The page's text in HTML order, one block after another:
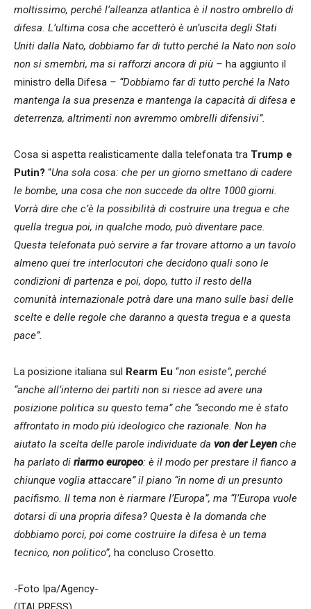
moltissimo, perché l’alleanza atlantica è il nostro ombrello di
difesa. L’ultima cosa che accetterò è un’uscita degli Stati
Uniti dalla Nato, dobbiamo far di tutto perché la Nato non solo
non si smembri, ma si rafforzi ancora di più – ha aggiunto il
ministro della Difesa – “Dobbiamo far di tutto perché la Nato
mantenga la sua presenza e mantenga la capacità di difesa e
deterrenza, altrimenti non avremmo ombrelli difensivi”.
Cosa si aspetta realisticamente dalla telefonata tra Trump e
Putin? “Una sola cosa: che per un giorno smettano di cadere
le bombe, una cosa che non succede da oltre 1000 giorni.
Vorrà dire che c’è la possibilità di costruire una tregua e che
quella tregua poi, in qualche modo, può diventare pace.
Questa telefonata può servire a far trovare attorno a un tavolo
almeno quei tre interlocutori che decidono quali sono le
condizioni di partenza e poi, dopo, tutto il resto della
comunità internazionale potrà dare una mano sulle basi delle
scelte e delle regole che daranno a questa tregua e a questa
pace”.
La posizione italiana sul Rearm Eu “non esiste”, perché
“anche all’interno dei partiti non si riesce ad avere una
posizione politica su questo tema” che “secondo me è stato
affrontato in modo più ideologico che razionale. Non ha
aiutato la scelta delle parole individuate da von der Leyen che
ha parlato di riarmo europeo: è il modo per prestare il fianco a
chiunque voglia attaccare” il piano “in nome di un presunto
pacifismo. Il tema non è riarmare l’Europa”, ma “l’Europa vuole
dotarsi di una propria difesa? Questa è la domanda che
dobbiamo porci, poi come costruire la difesa è un tema
tecnico, non politico”, ha concluso Crosetto.
-Foto Ipa/Agency-